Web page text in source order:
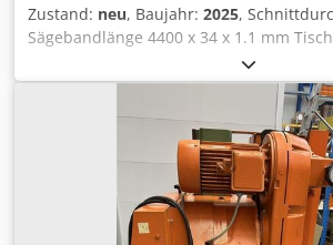
Zustand: neu, Baujahr: 2025,
Sägebandlänge 4400 x 34 x 1.1 mm
Vorschub 5.0 - 2300 mm pro Hub
Grad: flach 500 x 335 mm
330 mm Schnittbereich bei 45 Grad:
Schnittbereich bei 45 Grad: rund links
Schnittbereich bei 45 Grad: flach links
Schnittbereich bei 30 Grad: rund 180
bei 30 Grad: flach 170 x 335 mm
- 150 m/min Werkstückgewicht max.